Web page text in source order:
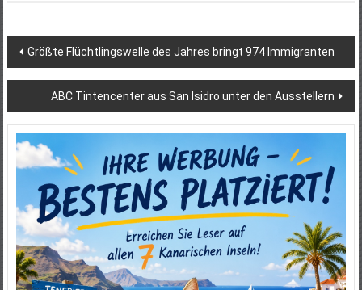
Beitragsnavigation
Größte Flüchtlingswelle des Jahres bringt 974 Immigranten
ABC Tintencenter aus San Isidro unter den Ausstellern